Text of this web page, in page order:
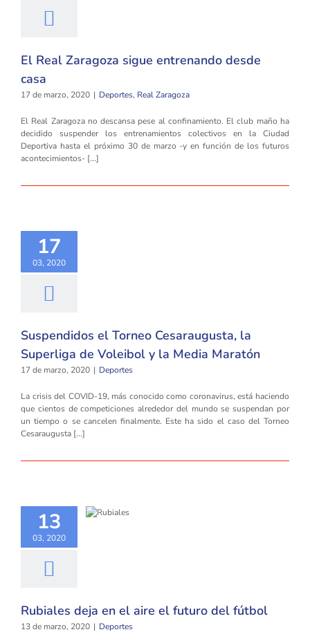
El Real Zaragoza sigue entrenando desde
casa
17 de marzo, 2020 | Deportes, Real Zaragoza
El Real Zaragoza no descansa pese al confinamiento. El club maño ha
decidido suspender los entrenamientos colectivos en la Ciudad
Deportiva hasta el próximo 30 de marzo -y en función de los futuros
acontecimientos- [...]
17
03, 2020
Suspendidos el Torneo Cesaraugusta, la
Superliga de Voleibol y la Media Maratón
17 de marzo, 2020 | Deportes
La crisis del COVID-19, más conocido como coronavirus, está haciendo
que cientos de competiciones alrededor del mundo se suspendan por
un tiempo o se cancelen finalmente. Este ha sido el caso del Torneo
Cesaraugusta [...]
13
03, 2020
Rubiales deja en el aire el futuro del fútbol
13 de marzo, 2020 | Deportes